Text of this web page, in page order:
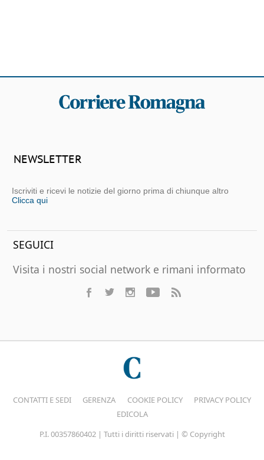
NEWSLETTER
Iscriviti e ricevi le notizie del giorno prima di chiunque altro
Clicca qui
SEGUICI
Visita i nostri social network e rimani informato
CONTATTI E SEDI GERENZA COOKIE POLICY
PRIVACY POLICY
EDICOLA
P.I. 00357860402 | Tutti i diritti riservati | © Copyright